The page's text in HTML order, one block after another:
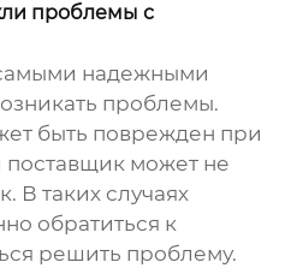
проблемы с
надежными
проблемы.
быть поврежден при
поставщик может не
В таких случаях
обратиться к
решить проблему.